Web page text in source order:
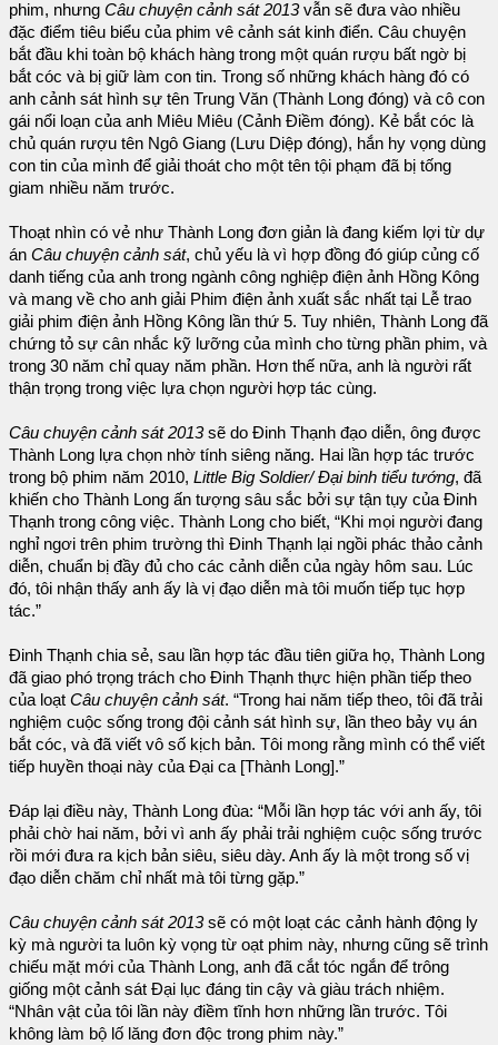
phim, nhưng Câu chuyện cảnh sát 2013vẫn sẽ đưa vào nhiều
đặc điểm tiêu biểu của phim vê cảnh sát kinh điển. Câu chuyện
bắt đầu khi toàn bộ khách hàng trong một quán rượu bất ngờ bị
bắt cóc và bị giữ làm con tin. Trong số những khách hàng đó có
anh cảnh sát hình sự tên Trung Văn (Thành Long đóng) và cô con
gái nổi loạn của anh Miêu Miêu (Cảnh Điềm đóng). Kẻ bắt cóc là
chủ quán rượu tên Ngô Giang (Lưu Diệp đóng), hắn hy vọng dùng
con tin của mình để giải thoát cho một tên tội phạm đã bị tống
giam nhiều năm trước.
Thoạt nhìn có vẻ như Thành Long đơn giản là đang kiếm lợi từ dự
án Câu chuyện cảnh sát, chủ yếu là vì hợp đồng đó giúp củng cố
danh tiếng của anh trong ngành công nghiệp điện ảnh Hồng Kông
và mang về cho anh giải Phim điện ảnh xuất sắc nhất tại Lễ trao
giải phim điện ảnh Hồng Kông lần thứ 5. Tuy nhiên, Thành Long đã
chứng tỏ sự cân nhắc kỹ lưỡng của mình cho từng phần phim, và
trong 30 năm chỉ quay năm phần. Hơn thế nữa, anh là người rất
thận trọng trong việc lựa chọn người hợp tác cùng.
Câu chuyện cảnh sát 2013sẽ do Đinh Thạnh đạo diễn, ông được
Thành Long lựa chọn nhờ tính siêng năng. Hai lần hợp tác trước
trong bộ phim năm 2010, Little Big Soldier/ Đại binh tiểu tướng, đã
khiến cho Thành Long ấn tượng sâu sắc bởi sự tận tụy của Đinh
Thạnh trong công việc. Thành Long cho biết, “Khi mọi người đang
nghỉ ngơi trên phim trường thì Đinh Thạnh lại ngồi phác thảo cảnh
diễn, chuẩn bị đầy đủ cho các cảnh diễn của ngày hôm sau. Lúc
đó, tôi nhận thấy anh ấy là vị đạo diễn mà tôi muốn tiếp tục hợp
tác.”
Đinh Thạnh chia sẻ, sau lần hợp tác đầu tiên giữa họ, Thành Long
đã giao phó trọng trách cho Đinh Thạnh thực hiện phần tiếp theo
của loạt Câu chuyện cảnh sát. “Trong hai năm tiếp theo, tôi đã trải
nghiệm cuộc sống trong đội cảnh sát hình sự, lần theo bảy vụ án
bắt cóc, và đã viết vô số kịch bản. Tôi mong rằng mình có thể viết
tiếp huyền thoại này của Đại ca [Thành Long].”
Đáp lại điều này, Thành Long đùa: “Mỗi lần hợp tác với anh ấy, tôi
phải chờ hai năm, bởi vì anh ấy phải trải nghiệm cuộc sống trước
rồi mới đưa ra kịch bản siêu, siêu dày. Anh ấy là một trong số vị
đạo diễn chăm chỉ nhất mà tôi từng gặp.”
Câu chuyện cảnh sát 2013sẽ có một loạt các cảnh hành động ly
kỳ mà người ta luôn kỳ vọng từ oạt phim này, nhưng cũng sẽ trình
chiếu mặt mới của Thành Long, anh đã cắt tóc ngắn để trông
giống một cảnh sát Đại lục đáng tin cậy và giàu trách nhiệm.
“Nhân vật của tôi lần này điềm tĩnh hơn những lần trước. Tôi
không làm bộ lố lăng đơn độc trong phim này.”